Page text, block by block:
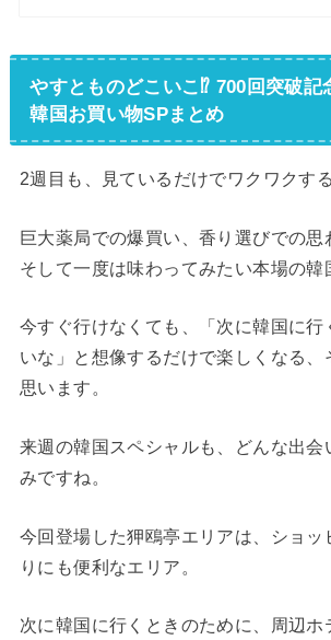
やすとものどこいこ⁉︎ 700回突破記
韓国お買い物SPまとめ
2週目も、見ているだけでワクワクす
巨大薬局での爆買い、香り選びでの思
そして一度は味わってみたい本場の韓
今すぐ行けなくても、「次に韓国に行
いな」と想像するだけで楽しくなる、
思います。
来週の韓国スペシャルも、どんな出会
みですね。
今回登場した狎鴎亭エリアは、ショッ
りにも便利なエリア。
次に韓国に行くときのために、周辺ホ